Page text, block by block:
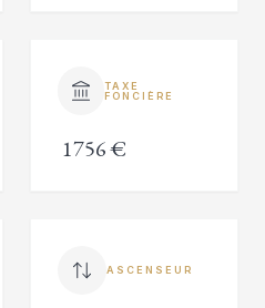
TAXE
FONCIÈRE
1756 €
ASCENSEUR